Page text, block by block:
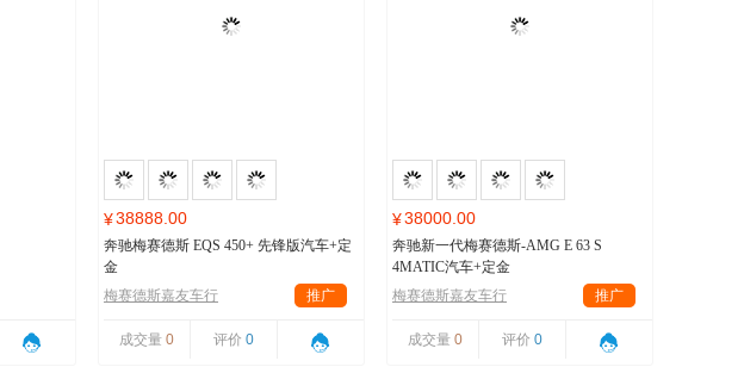
¥38888.00
奔驰梅赛德斯 EQS 450+ 先锋版汽车+定
金
梅赛德斯嘉友车行
推广
成交量 0 评价 0
¥38000.00
奔驰新一代梅赛德斯-AMG E 63 S
4MATIC汽车+定金
梅赛德斯嘉友车行
推广
成交量 0 评价 0